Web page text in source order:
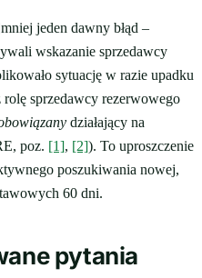
jeden dawny błąd –
wskazanie sprzedawcy
sytuację w razie upadku
sprzedawcy rezerwowego
działający na
poz. [1], [2]). To uproszczenie
poszukiwania nowej,
60 dni.
pytania